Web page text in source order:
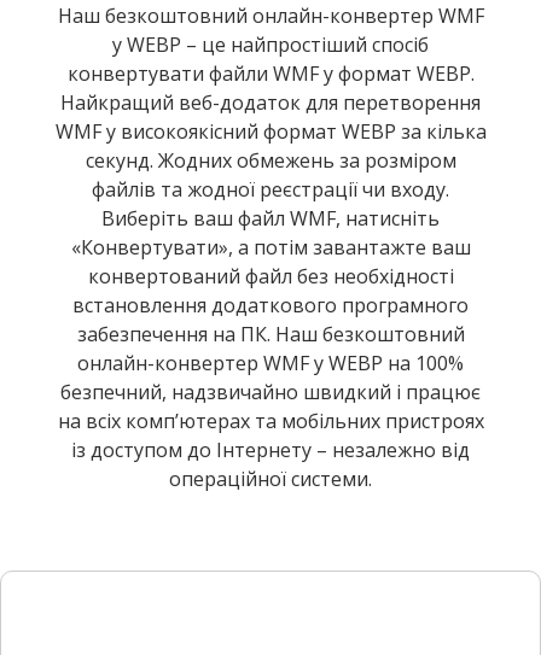
Наш безкоштовний онлайн-конвертер WMF
у WEBP – це найпростіший спосіб
конвертувати файли WMF у формат WEBP.
Найкращий веб-додаток для перетворення
WMF у високоякісний формат WEBP за кілька
секунд. Жодних обмежень за розміром
файлів та жодної реєстрації чи входу.
Виберіть ваш файл WMF, натисніть
«Конвертувати», а потім завантажте ваш
конвертований файл без необхідності
встановлення додаткового програмного
забезпечення на ПК. Наш безкоштовний
онлайн-конвертер WMF у WEBP на 100%
безпечний, надзвичайно швидкий і працює
на всіх комп’ютерах та мобільних пристроях
із доступом до Інтернету – незалежно від
операційної системи.